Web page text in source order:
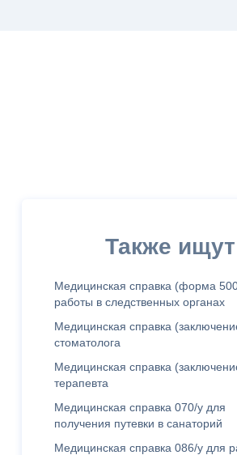
Также ищут
Медицинская cправка (форма
работы в следственных органах
Медицинская справка
стоматолога
Медицинская справка
терапевта
Медицинская справка 070/у для
получения путевки в санаторий
Медицинская справка 086/у для